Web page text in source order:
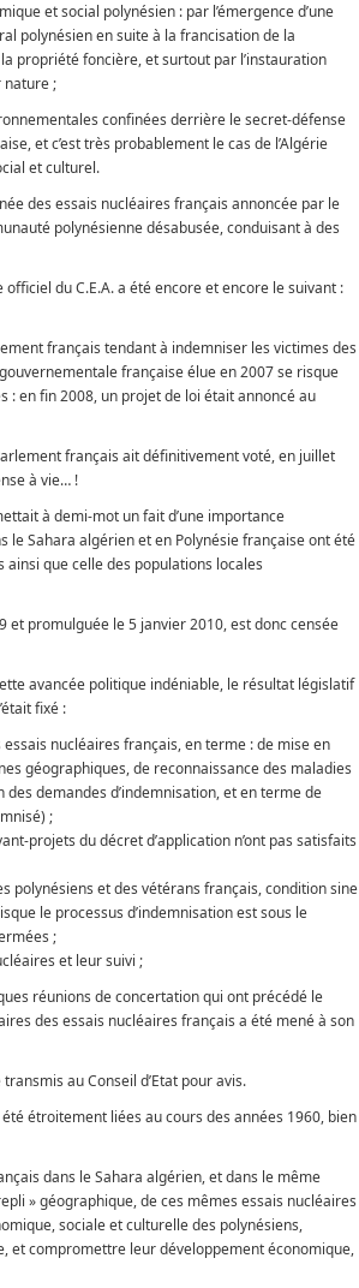
et social polynésien : par l’émergence d’une
polynésien en suite à la francisation de la
propriété foncière, et surtout par l’instauration
nature ;
confinées derrière le secret-défense
et c’est très probablement le cas de l’Algérie
et culturel.
des essais nucléaires français annoncée par le
polynésienne désabusée, conduisant à des
du C.E.A. a été encore et encore le suivant :
français tendant à indemniser les victimes des
française élue en 2007 se risque
: en fin 2008, un projet de loi était annoncé au
français ait définitivement voté, en juillet
à vie… !
à demi-mot un fait d’une importance
le Sahara algérien et en Polynésie française ont été
que celle des populations locales
promulguée le 5 janvier 2010, est donc censée
avancée politique indéniable, le résultat législatif
fixé :
nucléaires français, en terme : de mise en
géographiques, de reconnaissance des maladies
demandes d’indemnisation, et en terme de
;
projets du décret d’application n’ont pas satisfaits
polynésiens et des vétérans français, condition sine
le processus d’indemnisation est sous le
;
et leur suivi ;
réunions de concertation qui ont précédé le
des essais nucléaires français a été mené à son
au Conseil d’Etat pour avis.
étroitement liées au cours des années 1960, bien
dans le Sahara algérien, et dans le même
» géographique, de ces mêmes essais nucléaires
sociale et culturelle des polynésiens,
et compromettre leur développement économique,